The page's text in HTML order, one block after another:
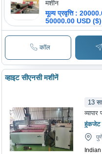
मशीन
मूल्य प्रवृत्ति :
50000.00 USD ($)
कॉल
व्हाइट सीएनसी मशीनें
13
व्यापार
हुंकजेट